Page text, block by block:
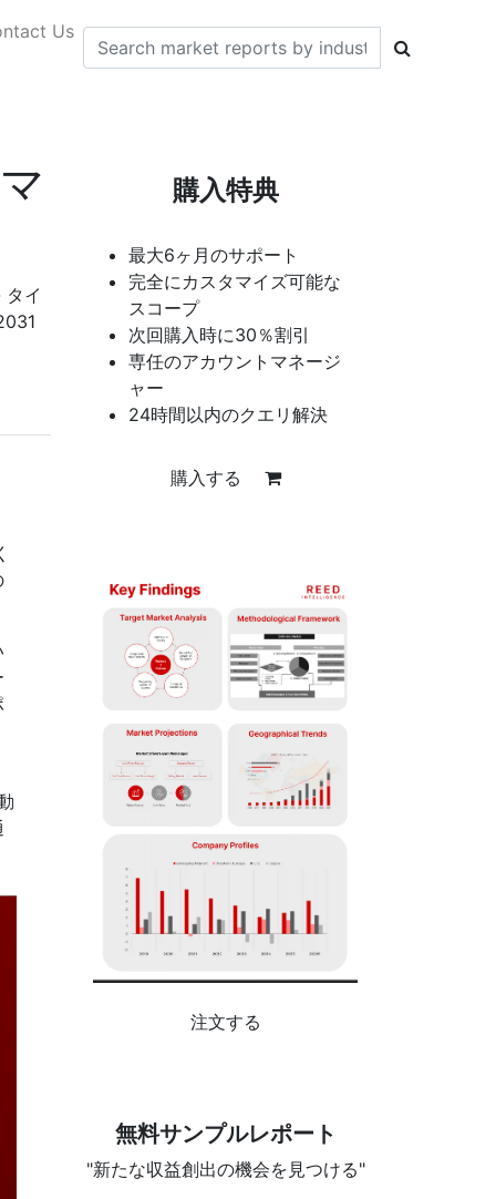
Us
イ
購入特典
最大6ヶ月のサポート
完全にカスタマイズ可能な
スコープ
次回購入時に30％割引
専任のアカウントマネージ
ャー
24時間以内のクエリ解決
購入する
注文する
無料サンプルレポート
"新たな収益創出の機会を見つける"